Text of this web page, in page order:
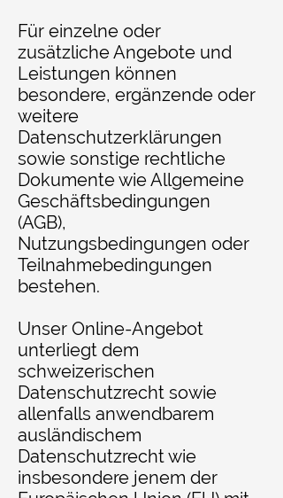
Für einzelne oder
zusätzliche Angebote und
Leistungen können
besondere, ergänzende oder
weitere
Datenschutzerklärungen
sowie sonstige rechtliche
Dokumente wie Allgemeine
Geschäftsbedingungen
(AGB),
Nutzungsbedingungen oder
Teilnahmebedingungen
bestehen.
Unser Online-Angebot
unterliegt dem
schweizerischen
Datenschutzrecht sowie
allenfalls anwendbarem
ausländischem
Datenschutzrecht wie
insbesondere jenem der